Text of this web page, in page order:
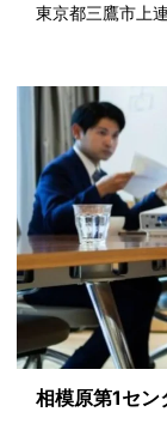
東京都三鷹市上
相模原第1セン